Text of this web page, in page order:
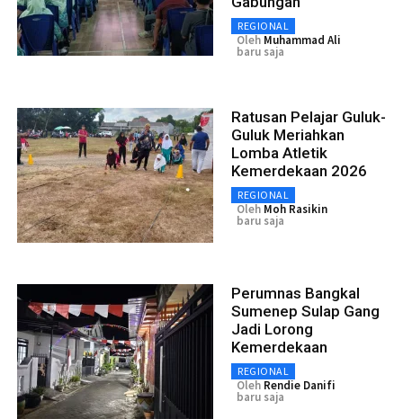
REGIONAL
Oleh Muhammad Ali
baru saja
Ratusan Pelajar Guluk-
Guluk Meriahkan
Lomba Atletik
Kemerdekaan 2026
REGIONAL
Oleh Moh Rasikin
baru saja
Perumnas Bangkal
Sumenep Sulap Gang
Jadi Lorong
Kemerdekaan
REGIONAL
Oleh Rendie Danifi
baru saja